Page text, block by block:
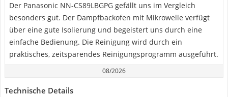
Der Panasonic NN-CS89LBGPG gefällt uns im Vergleich
besonders gut. Der Dampfbackofen mit Mikrowelle verfügt
über eine gute Isolierung und begeistert uns durch eine
einfache Bedienung. Die Reinigung wird durch ein
praktisches, zeitsparendes Reinigungsprogramm ausgeführt.
08/2026
Technische Details